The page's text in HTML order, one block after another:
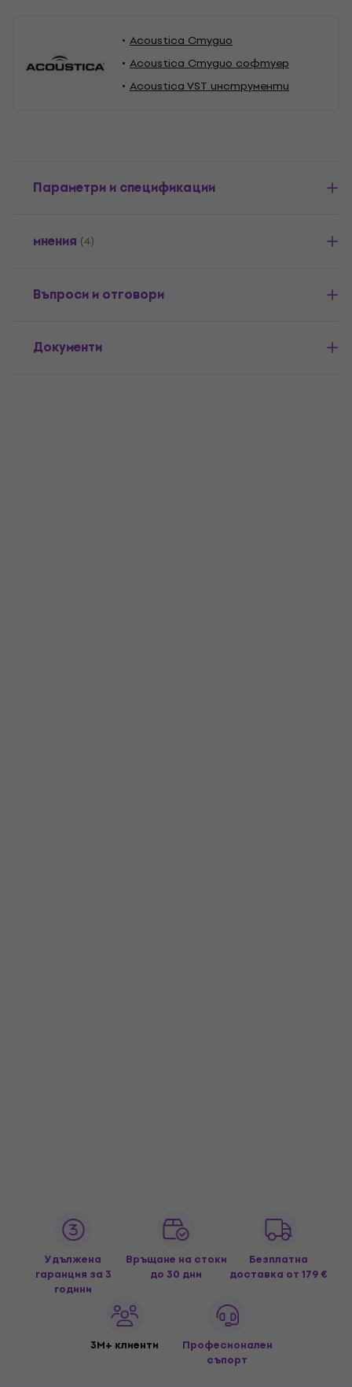
Acoustica Студио
Acoustica Студио софтуер
Acoustica VST инструменти
Параметри и спецификации
мнения (4)
Въпроси и отговори
Документи
Удължена
гаранция за 3
години
Връщане на стоки
до 30 дни
Безплатна
доставка от 179 €
3M+ клиенти
Професионален
съпорт